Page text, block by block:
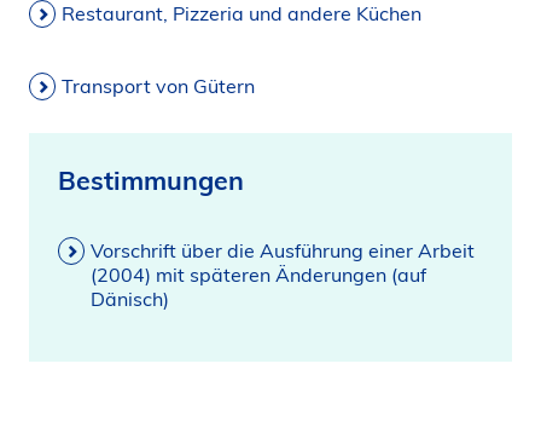
Restaurant, Pizzeria und andere Küchen
Transport von Gütern
Bestimmungen
Vorschrift über die Ausführung einer Arbeit
(2004) mit späteren Änderungen (auf
Dänisch)